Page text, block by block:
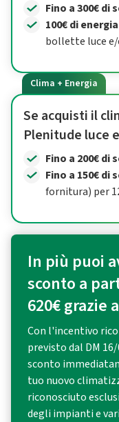
Fino a 300€ di
100€ di energia
bollette luce e/
Clima + Energia
Se acquisti il
Plenitude luce
Fino a 200€ di
Fino a 150€
fornitura) per
In più puoi
sconto a
620€ grazie
Con l'incentivo
previsto dal DM
sconto
tuo nuovo
riconosciuto
degli impianti e